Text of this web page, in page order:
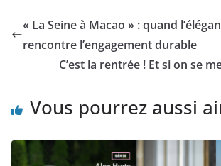
« La Seine à Macao » : quand
rencontre l’engagement durable
C’est la rentrée ! Et si on se
Vous pourrez aussi